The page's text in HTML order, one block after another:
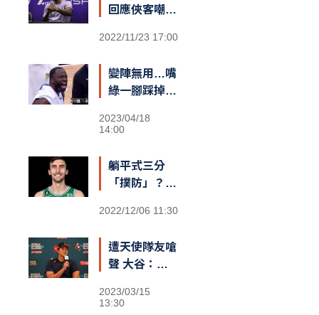
回應俠客嘲諷
仇恨！我擁有
隊友，台灣給
我一對翅膀」
2022/11/23 17:00
變陣無用…嘴
綠一腳踩掉勇
2023/04/18
14:00
躺平式三分
「撲防」？
Kornet遮蓋
熱議
2022/12/06 11:30
遭天使隊友嗆
聲 大谷：還
容
2023/03/15
13:30